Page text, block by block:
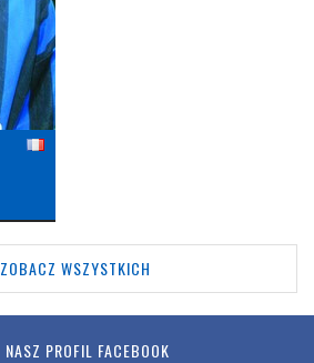
ZOBACZ WSZYSTKICH
NASZ PROFIL FACEBOOK